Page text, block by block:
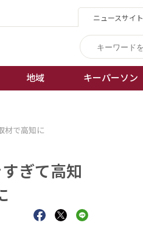
ニュースサイト
地域 キーパーソン
材で高知に
ぎて高知